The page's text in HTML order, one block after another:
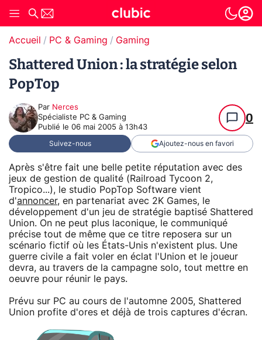
Accueil PC & Gaming Gaming
Shattered Union : la stratégie selon
PopTop
Par Nerces
Spécialiste PC & Gaming
Publié le 06 mai 2005 à 13h43
0
Suivez-nous Ajoutez-nous en favori
Après s'être fait une belle petite réputation avec des
jeux de gestion de qualité (Railroad Tycoon 2,
Tropico...), le studio PopTop Software vient
d'annoncer, en partenariat avec 2K Games, le
développement d'un jeu de stratégie baptisé Shattered
Union. On ne peut plus laconique, le communiqué
précise tout de même que ce titre reposera sur un
scénario fictif où les États-Unis n'existent plus. Une
guerre civile a fait voler en éclat l'Union et le joueur
devra, au travers de la campagne solo, tout mettre en
oeuvre pour réunir le pays.
Prévu sur PC au cours de l'automne 2005, Shattered
Union profite d'ores et déjà de trois captures d'écran.